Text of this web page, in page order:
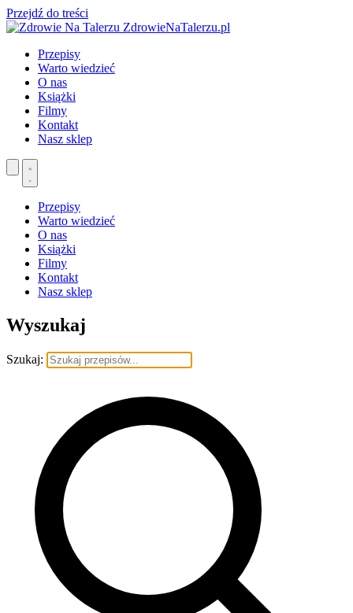
Przejdź do treści
ZdrowieNaTalerzu.pl
Przepisy
Warto wiedzieć
O nas
Książki
Filmy
Kontakt
Nasz sklep
Przepisy
Warto wiedzieć
O nas
Książki
Filmy
Kontakt
Nasz sklep
Wyszukaj
Szukaj: